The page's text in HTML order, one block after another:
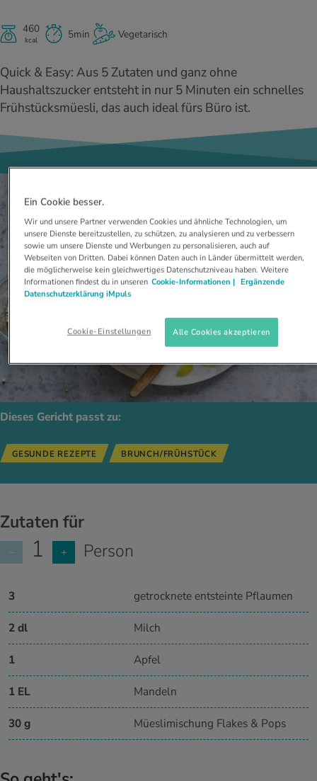
& Intoleranzen
THEMEN IM BEREICH ERNÄHRUNG
BMI berechnen
THEMEN IM BEREICH BEWEGUNG
THEMEN IM BEREICH ENTSPANNUNG
Wissen
THEMEN IM BEREICH MEDIZIN
Mund- & Zahnpflege
Angebote
Tools, Test & Quizze
460
kcal 5min Vegetarisch
Quick & Easy: Aus 5 Zutaten und ganz ohne
Haushaltszucker entsteht in nur 5 Minuten ein schnelles
Frühstücksmüesli, das auch ideal fürs Büro ist.
Dieses Gericht passt zu:
GESUNDE REZEPTE BRUNCH/FRÜHSTÜCK
Zutaten für
− 1 + Person
3 getrocknete entsteinte Pflaumen
2 dl Milch
1 Apfel
1 EL Mandeln
30 g Müeslimischung Flakes & Pops
Ein Cookie besser.
Wir und unsere Partner verwenden Cookies und ähnliche Technologien, um
unsere Dienste bereitzustellen, zu schützen, zu analysieren und zu verbessern
sowie um unsere Dienste und Werbungen zu personalisieren, auch auf
Webseiten von Dritten. Dabei können Daten auch in Länder übermittelt werden,
die möglicherweise kein gleichwertiges Datenschutzniveau haben. Weitere
Informationen findest du in unseren Cookie-Informationen | Ergänzende
Datenschutzerklärung iMpuls
Cookie-Einstellungen Alle Cookies akzeptieren